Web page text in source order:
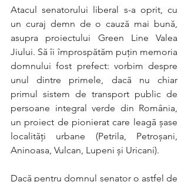
Atacul senatorului liberal s-a oprit, cu
un curaj demn de o cauză mai bună,
asupra proiectului Green Line Valea
Jiului. Să îi împrospătăm puțin memoria
domnului fost prefect: vorbim despre
unul dintre primele, dacă nu chiar
primul sistem de transport public de
persoane integral verde din România,
un proiect de pionierat care leagă șase
localități urbane (Petrila, Petroșani,
Aninoasa, Vulcan, Lupeni și Uricani).
Dacă pentru domnul senator o astfel de